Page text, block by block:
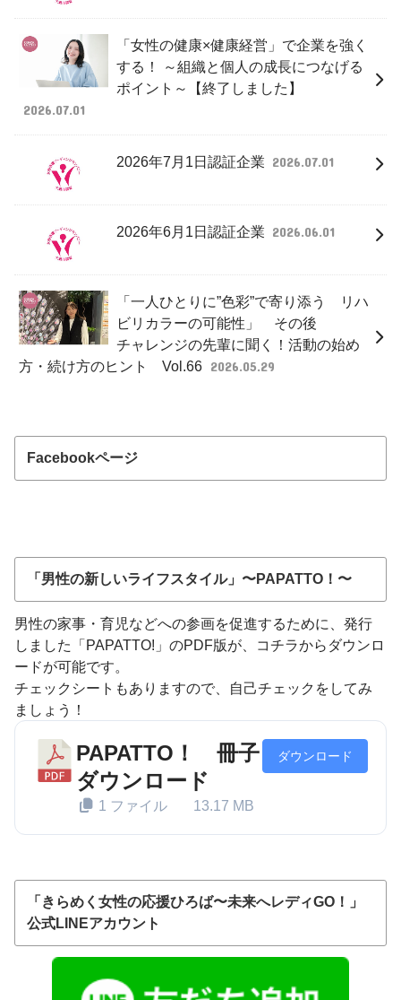
「女性の健康×健康経営」で企業を強く
する！ ～組織と個人の成長につなげる
ポイント～【終了しました】
2026.07.01
2026年7月1日認証企業 2026.07.01
2026年6月1日認証企業 2026.06.01
「一人ひとりに”色彩”で寄り添う リハ
ビリカラーの可能性」 その後
チャレンジの先輩に聞く！活動の始め
方・続け方のヒント Vol.66 2026.05.29
Facebookページ
「男性の新しいライフスタイル」〜PAPATTO！〜
男性の家事・育児などへの参画を促進するために、発行
しました「PAPATTO!」のPDF版が、コチラからダウンロ
ードが可能です。
チェックシートもありますので、自己チェックをしてみ
ましょう！
PAPATTO！ 冊子
ダウンロード
1 ファイル 13.17 MB
ダウンロード
「きらめく女性の応援ひろば〜未来へレディGO！」
公式LINEアカウント